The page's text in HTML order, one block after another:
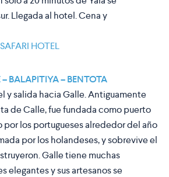
Llegada al hotel. Cena y
HOTEL
BALAPITIYA – BENTOTA
y salida hacia Galle. Antiguamente
de Calle, fue fundada como puerto
por los portugueses alrededor del año
por los holandeses, y sobrevive el
Galle tiene muchas
elegantes y sus artesanos se